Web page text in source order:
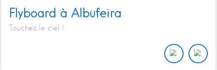
Flyboard à Albufeira
Touchez le ciel !